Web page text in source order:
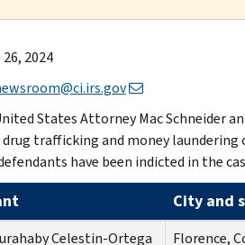
2024
States Attorney Mac Schneider
trafficking and money
have been indicted in the
City and
Celestin-Ortega Florence,